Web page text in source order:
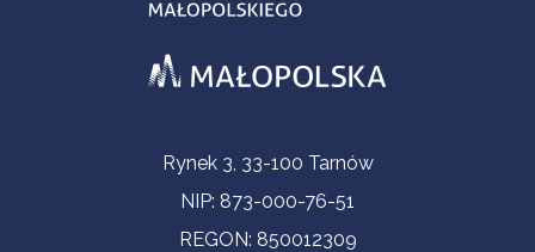
Informacje kontaktoweRynek 3, 33-100 Tarnów
NIP: 873-000-76-51
REGON: 850012309